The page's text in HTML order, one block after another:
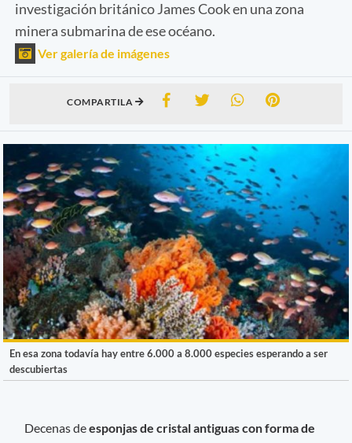
investigación británico James Cook en una zona
minera submarina de ese océano.
Ver galería de imágenes
COMPARTILA
En esa zona todavía hay entre 6.000 a 8.000 especies esperando a ser
descubiertas
Decenas deesponjas de cristal antiguas con forma de